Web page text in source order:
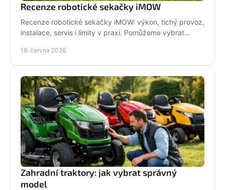
Recenze robotické sekačky iMOW
Recenze robotické sekačky iMOW: výkon, tichý provoz,
instalace, servis i limity v praxi. Pomůžeme vybrat
18. června 2026
Zahradní traktory: jak vybrat správný
model